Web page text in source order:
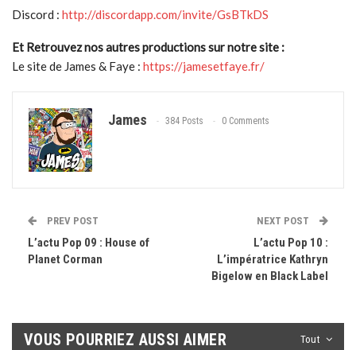
Discord : http://discordapp.com/invite/GsBTkDS
Et Retrouvez nos autres productions sur notre site :
Le site de James & Faye : https://jamesetfaye.fr/
James 384 Posts 0 Comments
PREV POST
L’actu Pop 09 : House of
Planet Corman
NEXT POST
L’actu Pop 10 :
L’impératrice Kathryn
Bigelow en Black Label
Tout
VOUS POURRIEZ AUSSI AIMER